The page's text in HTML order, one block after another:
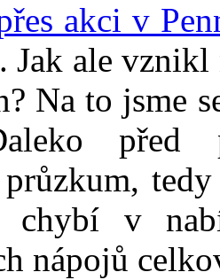
akci v
Jak ale
Na to jsme
před
chybí v
nápojů